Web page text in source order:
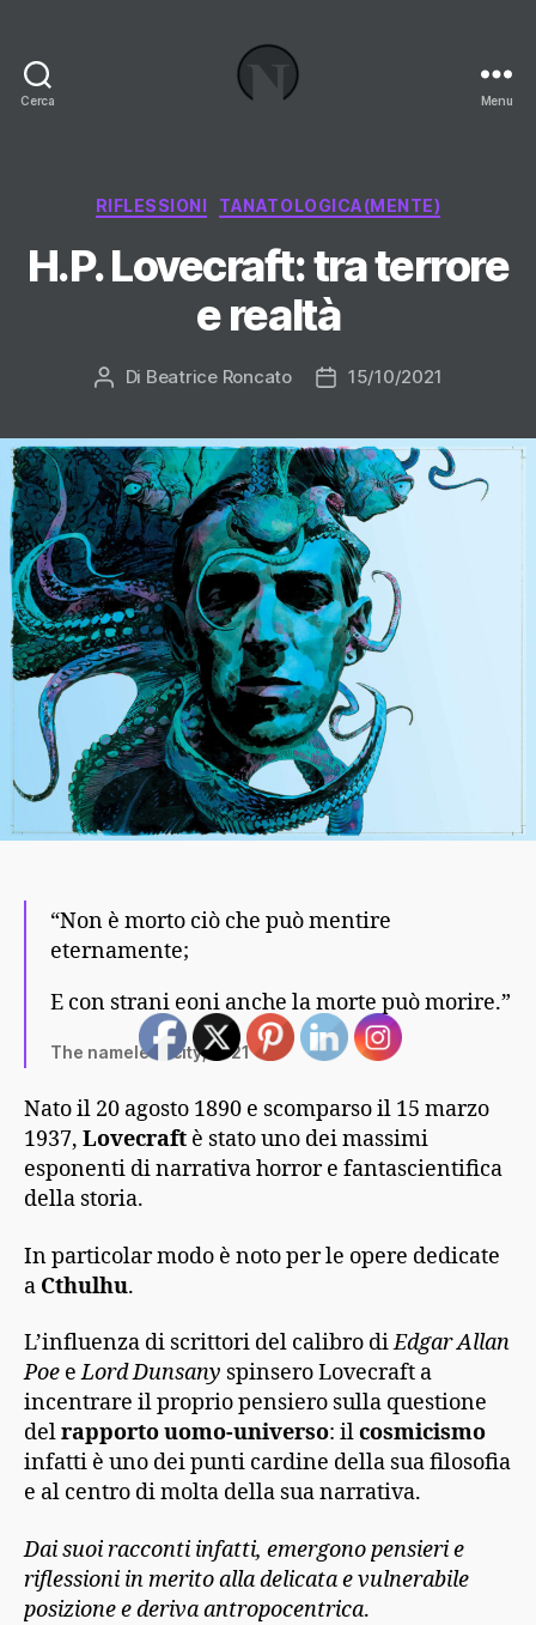
Cerca
Blog
Menu
Categorie
RIFLESSIONI TANATOLOGICA(MENTE)
H.P. Lovecraft: tra terrore
e realtà
Autore
Di Beatrice Roncato
Data15/10/2021
“Non è morto ciò che può mentire
eternamente;
E con strani eoni anche la morte può morire.”
The nameless city, 1921
Nato il 20 agosto 1890 e scomparso il 15 marzo
1937, Lovecraft è stato uno dei massimi
esponenti di narrativa horror e fantascientifica
della storia.
In particolar modo è noto per le opere dedicate
a Cthulhu.
L’influenza di scrittori del calibro diEdgar Allan
Poe eLord Dunsany spinsero Lovecraft a
incentrare il proprio pensiero sulla questione
delrapporto uomo-universo: ilcosmicismo
infatti è uno dei punti cardine della sua filosofia
e al centro di molta della sua narrativa.
Dai suoi racconti infatti, emergono pensieri e
riflessioni in merito alla delicata e vulnerabile
posizione e deriva antropocentrica.